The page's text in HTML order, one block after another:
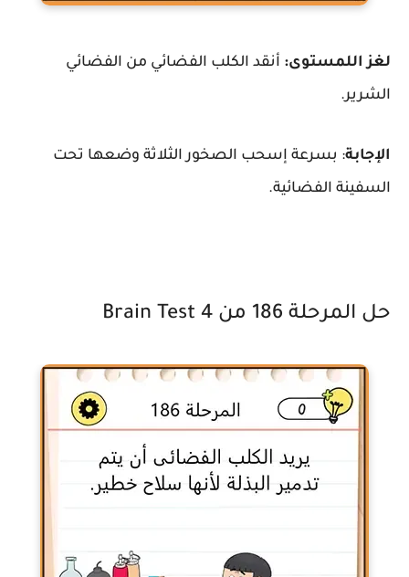
لغز اللمستوى: أنقد الكلب الفضائي من الفضائي
الشرير.
الإجابة: بسرعة إسحب الصخور الثلاثة وضعها تحت
السفينة الفضائية.
حل المرحلة 186 من Brain Test 4